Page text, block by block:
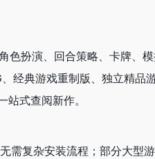
扮演、回合策略、卡牌、
经典游戏重制版、独立精品
式查阅新作。
复杂安装流程；部分大型